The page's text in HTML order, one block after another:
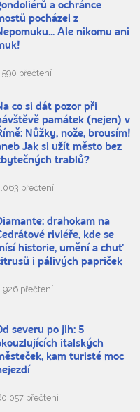
a ochránce
pocházel z
Ale nikomu ani
přečtení
co si dát pozor při
památek (nejen) v
Nůžky, nože, brousím!
Jak si užít město bez
trablů?
přečtení
drahokam na
riviéře, kde se
historie, umění a chuť
i pálivých papriček
přečtení
severu po jih: 5
italských
kam turisté moc
přečtení